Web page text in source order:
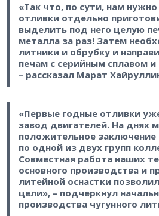
«Так что, по сути, нам
отливки отдельно
выделить под него целую
металла за раз! Затем
литники и обрубку и
печам с серийным сплавом
– рассказал Марат
«Первые годные отливки
завод двигателей. На днях
положительное
по одной из двух групп
Совместная работа наших
основного производства и
литейной оснастки
цели», – подчеркнул
производства чугунного